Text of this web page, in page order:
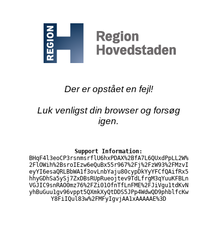
Der er opstået en fejl!
Luk venligst din browser og forsøg
igen.
Support Information:
BHqF4l3eoCP3rsnmsrflU6hxPDAX%2BfA7L6QUxdPpLL2W%
2FlOWih%2BsroIEzw6eQuBx55r967%2Fj%2FzW93%2FMzvI
eyYI6esaQRLBbWA1f3ovLnbYaju80cypDkYyYFCfQAifRx5
hhyGDhSa5ySj7ZxDBsRUpRueojtev9TdLfrgM3qYuuKFBLn
VGJIC9snRAO0mz76%2FZi01OfnTfLnFME%2FJiVgu1tdKvN
yhBuGuu1gv96vppt5QXmkXyQtDDS5JPp4WdwQD9phblfcKw
Y8FiIQul83w%2FMFyIgvjAA1xAAAAAE%3D